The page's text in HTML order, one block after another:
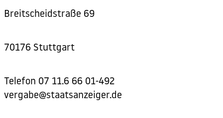
Breitscheidstraße 69
70176 Stuttgart
Telefon 07 11.6 66 01-492
vergabe@staatsanzeiger.de